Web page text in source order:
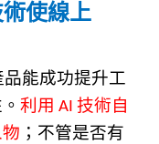
術使線上
品能成功提升工
利用 AI 技術自
；不管是否有